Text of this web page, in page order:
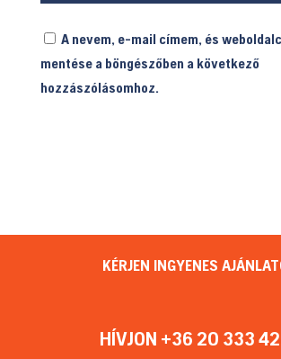
A nevem, e-mail címem, és
mentése a böngészőben a következő
hozzászólásomhoz.
KÉRJEN INGYENES
HÍVJON +36 20 333